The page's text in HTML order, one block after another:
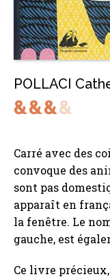
POLLACI
Carré avec des
convoque des
sont pas
apparaît en
la fenêtre. Le
gauche, est
Ce livre